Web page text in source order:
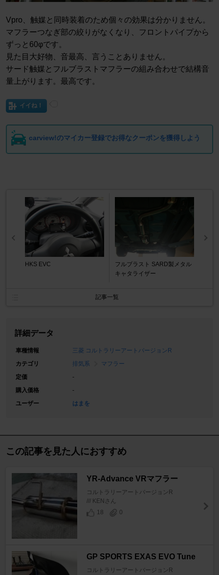
Vpro、触媒と同時装着のため個々の効果は分かりません。
マフラーつなぎ部の絞りがなくなり、フロントパイプから
ずっと60φです。
見た目大好物、音最高、言うことありません。
サード触媒とフルブラストマフラーの組み合わせで結構音
量上がります。最高です。
イイね！
carview!のマイカー登録でお得なクーポンを獲得しよう
HKS EVC
フルブラスト SARD製メタル
キャタライザー
記事一覧
詳細データ
車種情報
三菱 コルトラリーアートバージョンR
カテゴリ
排気系
マフラー
定価
-
購入価格
-
ユーザー
はまを
この記事を見た人におすすめ
YR-Advance VRマフラー
コルトラリーアートバージョンR
/// KENさん
18
0
GP SPORTS EXAS EVO Tune
コルトラリーアートバージョンR